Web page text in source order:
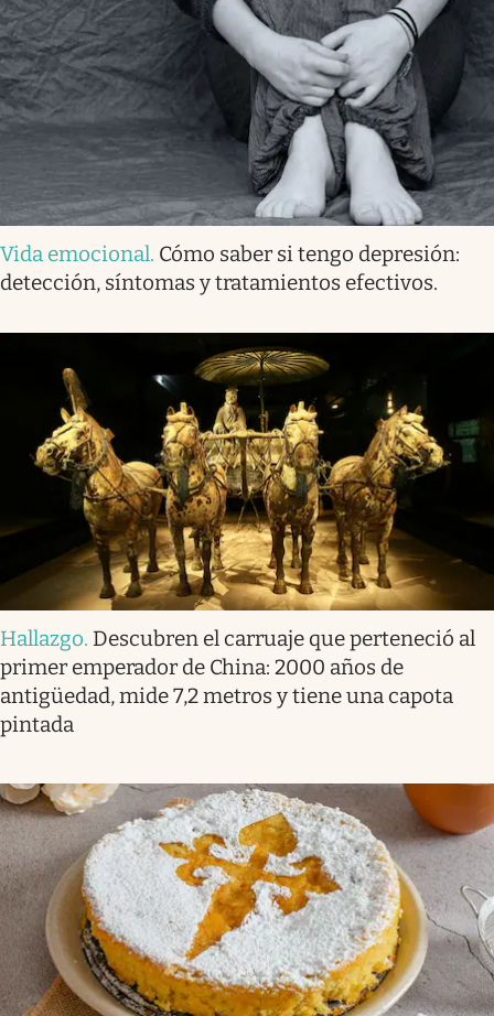
Vida emocional. Cómo saber si tengo depresión:
detección, síntomas y tratamientos efectivos.
Hallazgo. Descubren el carruaje que perteneció al
primer emperador de China: 2000 años de
antigüedad, mide 7,2 metros y tiene una capota
pintada